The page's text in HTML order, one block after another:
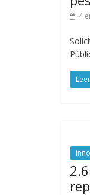
4